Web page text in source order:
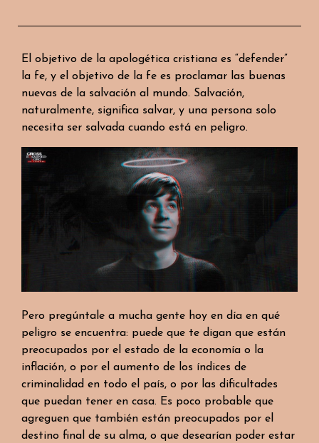
El objetivo de la apologética cristiana es “defender”
la fe, y el objetivo de la fe es proclamar las buenas
nuevas de la salvación al mundo. Salvación,
naturalmente, significa salvar, y una persona solo
necesita ser salvada cuando está en peligro.
Pero pregúntale a mucha gente hoy en día en qué
peligro se encuentra: puede que te digan que están
preocupados por el estado de la economía o la
inflación, o por el aumento de los índices de
criminalidad en todo el país, o por las dificultades
que puedan tener en casa. Es poco probable que
agreguen que también están preocupados por el
destino final de su alma, o que desearían poder estar